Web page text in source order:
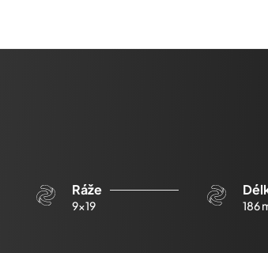
Ráže
9x19 186